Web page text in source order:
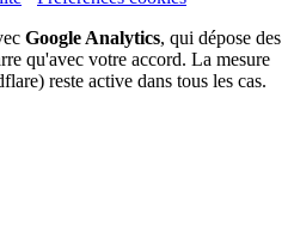
Google Analytics, qui dépose des
qu'avec votre accord. La mesure
reste active dans tous les cas.